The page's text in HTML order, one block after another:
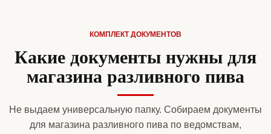
КОМПЛЕКТ ДОКУМЕНТОВ
Какие документы нужны для
магазина разливного пива
Не выдаем универсальную папку. Собираем документы
для магазина разливного пива по ведомствам,